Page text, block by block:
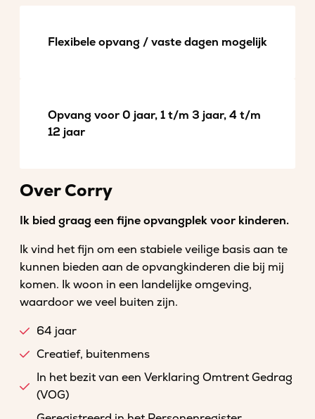
Flexibele opvang / vaste dagen mogelijk
Opvang voor 0 jaar, 1 t/m 3 jaar, 4 t/m
12 jaar
Over Corry
Ik bied graag een fijne opvangplek voor kinderen.
Ik vind het fijn om een stabiele veilige basis aan te
kunnen bieden aan de opvangkinderen die bij mij
komen. Ik woon in een landelijke omgeving,
waardoor we veel buiten zijn.
64 jaar
Creatief, buitenmens
In het bezit van een Verklaring Omtrent Gedrag
(VOG)